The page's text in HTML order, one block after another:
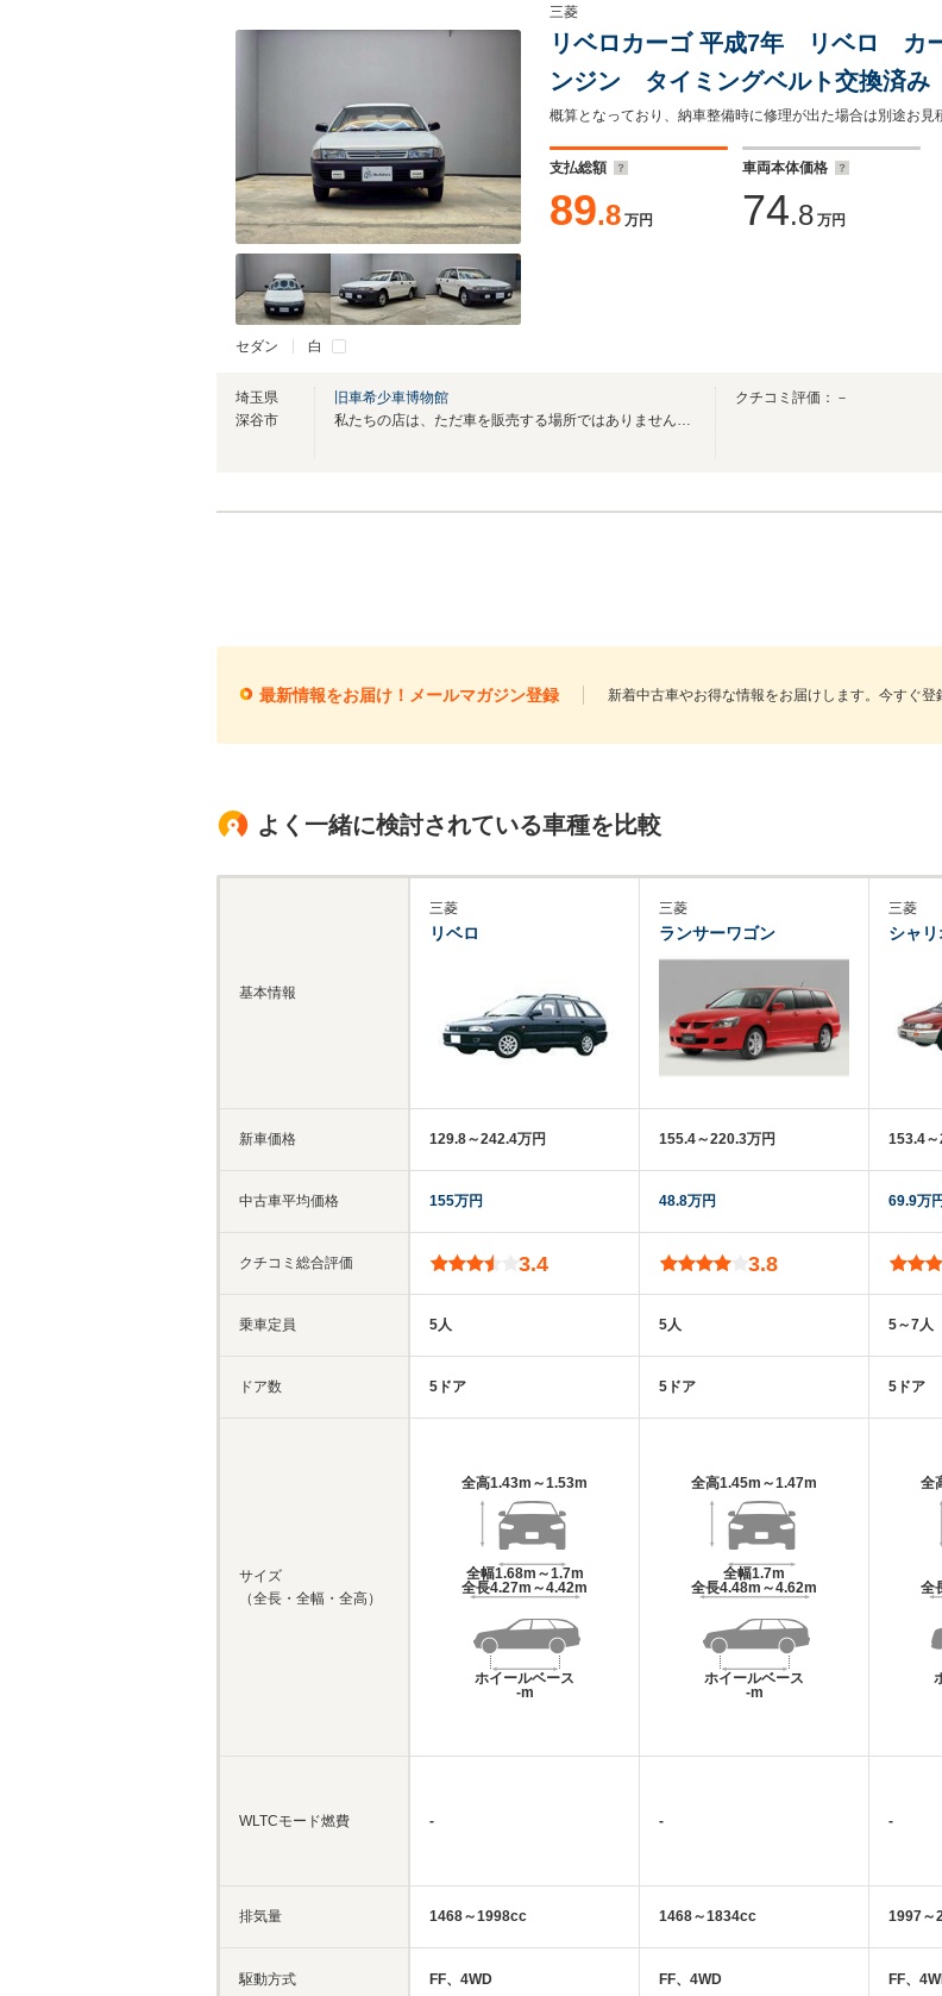
セダン 白
三菱
リベロカーゴ 平成7年 リベロ
ンジン タイミングベルト交換済
概算となっており、納車整備時に修理が出た場合は別途お見
支払総額
89.8 万円
車両本体価格
74.8 万円
埼玉県
深谷市
旧車希少車博物館
私たちの店は、ただ車を販売する場所ではありません。【希少車・旧車専門店】
クチコミ評価：－
最新情報をお届け！メールマガジン登録 新着中古車やお得な情報をお届けします。今すぐ登
よく一緒に検討されている車種を比較
基本情報
新車価格
中古車平均価格
クチコミ総合評価
乗車定員
ドア数
サイズ
（全長・全幅・全高）
WLTCモード燃費
排気量
駆動方式
三菱
リベロ
129.8～242.4万円
155万円
3.4
5人
5ドア
全高1.43m～1.53m
全幅1.68m～1.7m
全長4.27m～4.42m
ホイールベース
-m
-
1468～1998cc
FF、4WD
三菱
ランサーワゴン
155.4～220.3万円
48.8万円
3.8
5人
5ドア
全高1.45m～1.47m
全幅1.7m
全長4.48m～4.62m
ホイールベース
-m
-
1468～1834cc
FF、4WD
三菱
シャリ
153.4～
69.9万円
5～7人
5ドア
全
全
-
1997～
FF、